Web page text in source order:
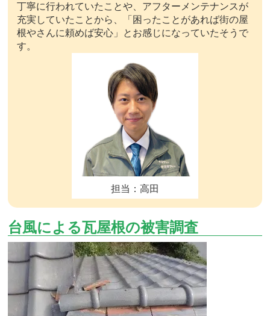
丁寧に行われていたことや、アフターメンテナンスが
充実していたことから、「困ったことがあれば街の屋
根やさんに頼めば安心」とお感じになっていたそうで
す。
担当：高田
台風による瓦屋根の被害調査